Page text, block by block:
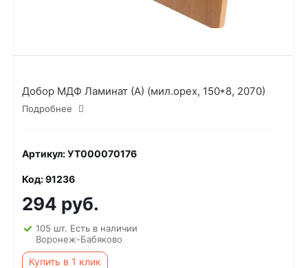
Добор МДФ Ламинат (А) (мил.орех, 150*8, 2070)
Подробнее
Артикул: УТ000070176
Код: 91236
294 руб.
105 шт. Есть в наличии
Воронеж-Бабяково
Купить в 1 клик